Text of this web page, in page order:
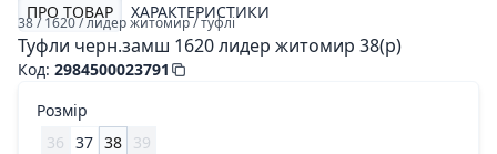
ПРО ТОВАР ХАРАКТЕРИСТИКИ
38 / 1620 / лидер житомир / туфлі
Туфли черн.замш 1620 лидер житомир 38(р)
Код: 2984500023791
Розмір
36 37 38 39